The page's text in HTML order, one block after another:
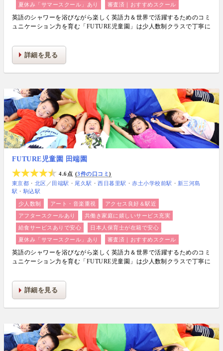
夏休み「サマースクール」あり
審査済｜おすすめスクール
英語のシャワーを浴びながら楽しく英語力＆世界で活躍するためのコミ
ュニケーション力を育む「FUTURE児童園」は少人数制クラスで丁寧に
詳細を見る
FUTURE児童園 田端園
4.6点
3件の口コミ
東京都
北区 ／ 田端駅 尾久駅 西日暮里駅 赤土小学校前駅
新三河島
駅
駒込駅
少人数制 アート・音楽重視
アクセス良好＆駅近
アフタースクールあり
共働き家庭に嬉しいサービス充実
給食サービスありで安心
日本人保育士が在籍で安心
夏休み「サマースクール」あり
審査済｜おすすめスクール
英語のシャワーを浴びながら楽しく英語力＆世界で活躍するためのコミ
ュニケーション力を育む「FUTURE児童園」は少人数制クラスで丁寧に
詳細を見る